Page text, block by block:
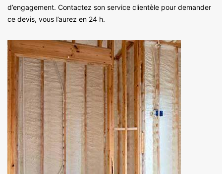
d’engagement. Contactez son service clientèle pour demander
ce devis, vous l’aurez en 24 h.